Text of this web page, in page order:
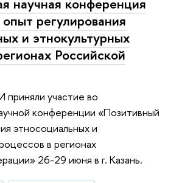
регулирования
и этнокультурных
Российской
участие во
конференции «Позитивный
этносоциальных и
в регионах
26-29 июня в г. Казань.